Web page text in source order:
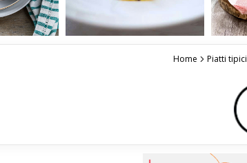
Home Piatti tipici